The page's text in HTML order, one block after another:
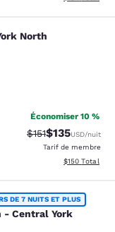
North
North
Économiser 10 %
Tarif barré :
$151Tarif réduit :
$135USD/nuit
Tarif de membre
Afficher les
$150 Total
Central
DE 7 NUITS ET PLUS
- Central York